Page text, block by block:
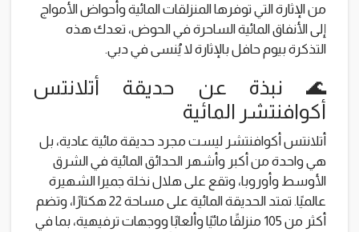
من الإثارة التي توفرها المنزلقات المائية وأحواض الأمواج
إلى الأنفاق المائية الساحرة في الحوض، تعدك هذه
التذكرة بيوم حافل بالإثارة لا يُنسى في دبي.
🌊 نبذة عن حديقة أتلانتس
أكوافنتشر المائية
أتلانتس أكوافنتشر ليست مجرد حديقة مائية عادية، بل
هي واحدة من أكبر وأشهر الحدائق المائية في الشرق
الأوسط وأوروبا، وتقع على هلال نخلة جميرا الشهيرة
عالميًا. تمتد الحديقة المائية على مساحة 22 هكتارًا، وتضم
أكثر من 105 منزلقًا مائيًا وألعابًا ووجهات ترفيهية، بما في